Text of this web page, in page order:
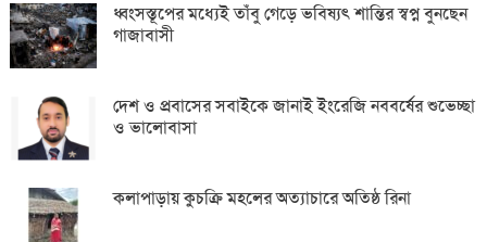
ধ্বংসস্তূপের মধ্যেই তাঁবু গেড়ে ভবিষ্যৎ শান্তির স্বপ্ন বুনছেন
গাজাবাসী
দেশ ও প্রবাসের সবাইকে জানাই ইংরেজি নববর্ষের শুভেচ্ছা
ও ভালোবাসা
কলাপাড়ায় কুচক্রি মহলের অত্যাচারে অতিষ্ঠ রিনা